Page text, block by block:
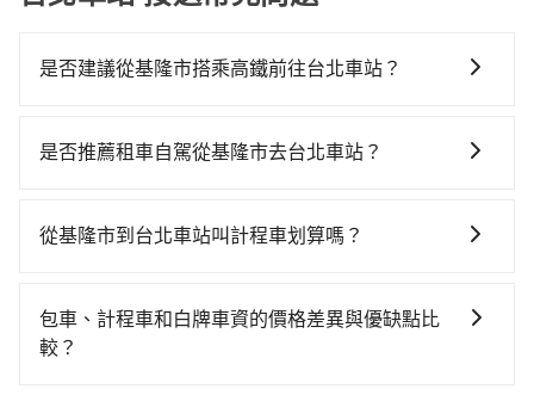
是否建議從基隆市搭乘高鐵前往台北車站？
時、轉車麻煩！從最早06:15一直到22:50，南港-台北一
約30分鐘。抵達高鐵站後，步行進站、現場購票並於月
分鐘出站。全程加上轉車時間共1小時12分鐘，假設3位
同行，高鐵加轉乘之平均每人花費為240元。但如果全程
是否推薦租車自駕從基隆市去台北車站？
對的時間彈性，在北北基桃竹有提供甲地乙還的iRent應
里再額外加收$3.2，從基隆市（仁愛區）到台北車站的
花費預估為$250~350，雖已將eTag和可能的每小時40
從基隆市到台北車站叫計程車划算嗎？
灣大車隊、Uber和Yoxi，如果在路邊攔不到車，也可考
慮打電話至附近的計程車隊，如穩泰交通、建源計程車
包車、計程車和白牌車資的價格差異與優缺點比
較？